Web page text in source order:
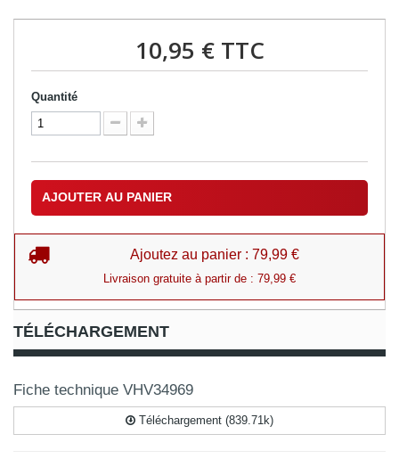
10,95 €TTC
Quantité
AJOUTER AU PANIER
Ajoutez au panier : 79,99 €
Livraison gratuite à partir de : 79,99 €
TÉLÉCHARGEMENT
Fiche technique VHV34969
Téléchargement (839.71k)